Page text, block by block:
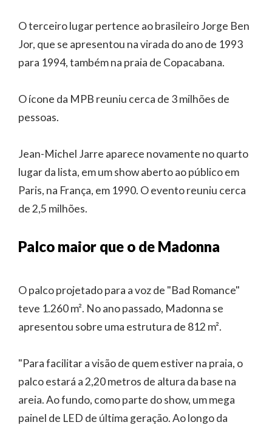
O terceiro lugar pertence ao brasileiro Jorge Ben
Jor, que se apresentou na virada do ano de 1993
para 1994, também na praia de Copacabana.
O ícone da MPB reuniu cerca de 3 milhões de
pessoas.
Jean-Michel Jarre aparece novamente no quarto
lugar da lista, em um show aberto ao público em
Paris, na França, em 1990. O evento reuniu cerca
de 2,5 milhões.
Palco maior que o de Madonna
O palco projetado para a voz de "Bad Romance"
teve 1.260 m². No ano passado, Madonna se
apresentou sobre uma estrutura de 812 m².
"Para facilitar a visão de quem estiver na praia, o
palco estará a 2,20 metros de altura da base na
areia. Ao fundo, como parte do show, um mega
painel de LED de última geração. Ao longo da